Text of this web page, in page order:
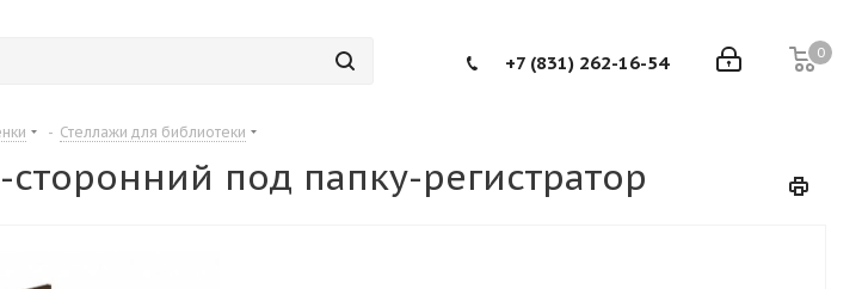
0
+7 (831) 262-16-54
- Стеллажи для библиотеки
под папку-регистратор